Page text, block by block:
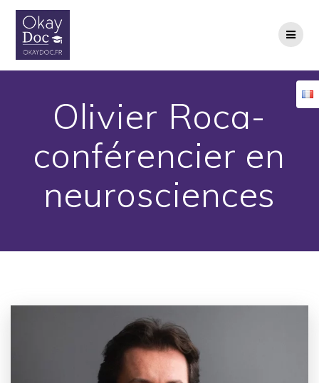
Olivier Roca-
conférencier en
neurosciences